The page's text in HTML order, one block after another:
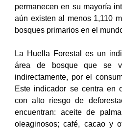
permanecen en su mayoría
aún existen al menos 1,110
bosques primarios en el
La Huella Forestal es un
área de bosque que se
indirectamente, por el
Este indicador se centra en
con alto riesgo de
encuentran: aceite de
oleaginosos; café, cacao y